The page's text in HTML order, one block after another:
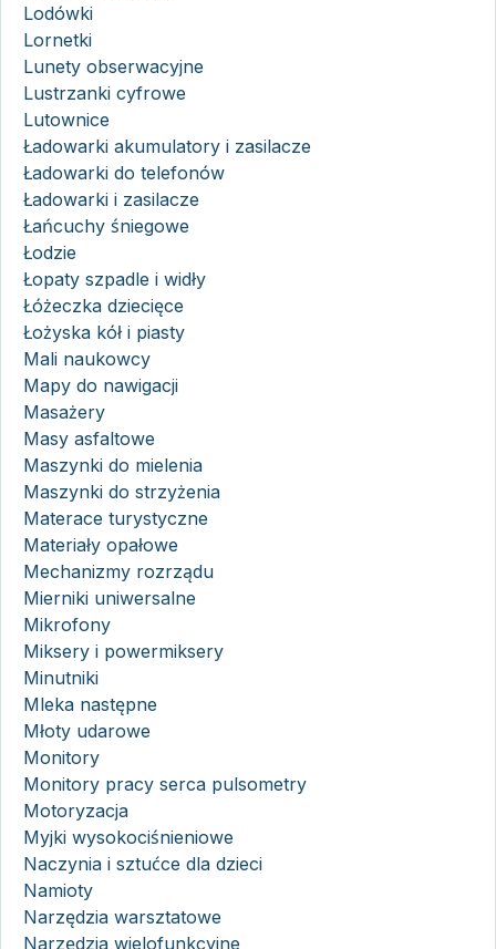
Lodówki
Lornetki
Lunety obserwacyjne
Lustrzanki cyfrowe
Lutownice
Ładowarki akumulatory i zasilacze
Ładowarki do telefonów
Ładowarki i zasilacze
Łańcuchy śniegowe
Łodzie
Łopaty szpadle i widły
Łóżeczka dziecięce
Łożyska kół i piasty
Mali naukowcy
Mapy do nawigacji
Masażery
Masy asfaltowe
Maszynki do mielenia
Maszynki do strzyżenia
Materace turystyczne
Materiały opałowe
Mechanizmy rozrządu
Mierniki uniwersalne
Mikrofony
Miksery i powermiksery
Minutniki
Mleka następne
Młoty udarowe
Monitory
Monitory pracy serca pulsometry
Motoryzacja
Myjki wysokociśnieniowe
Naczynia i sztućce dla dzieci
Namioty
Narzędzia warsztatowe
Narzędzia wielofunkcyjne